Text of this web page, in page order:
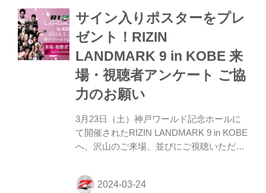
サイン入りポスターをプレ
ゼント！RIZIN
LANDMARK 9 in KOBE 来
場・視聴者アンケート ご協
力のお願い
3月23日（土）神戸ワールド記念ホールに
て開催されたRIZIN LANDMARK 9 in KOBE
へ、沢山のご来場、並びにご視聴いただ
をご観戦、またはご視聴された皆さまへ簡
単なアンケートを実施しております。 たく